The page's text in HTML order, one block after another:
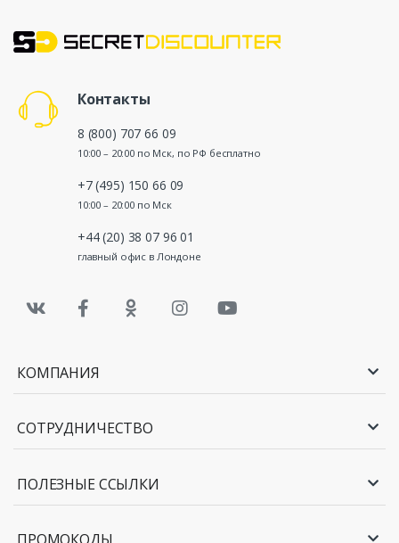
Контакты
8 (800) 707 66 09
10:00 – 20:00 по Мск, по РФ бесплатно
+7 (495) 150 66 09
10:00 – 20:00 по Мск
+44 (20) 38 07 96 01
главный офис в Лондоне
КОМПАНИЯ
СОТРУДНИЧЕСТВО
ПОЛЕЗНЫЕ ССЫЛКИ